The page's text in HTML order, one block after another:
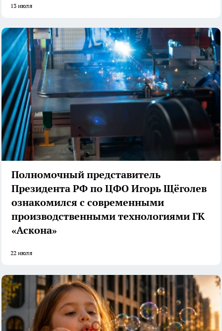
13 июля
Полномочный представитель
Президента РФ по ЦФО Игорь Щёголев
ознакомился с современными
производственными технологиями ГК
«Аскона»
22 июля